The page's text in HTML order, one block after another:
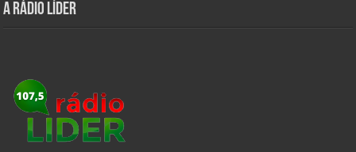
A Rádio Líder